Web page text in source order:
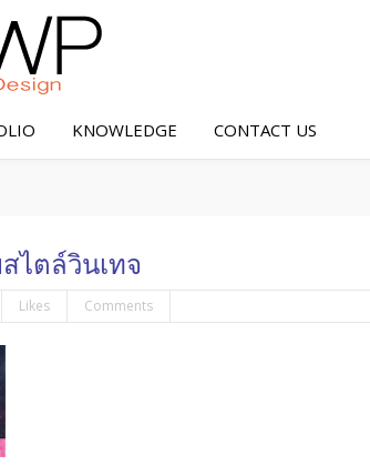
KNOWLEDGE CONTACT US
ไตล์วินเทจ
Likes Comments